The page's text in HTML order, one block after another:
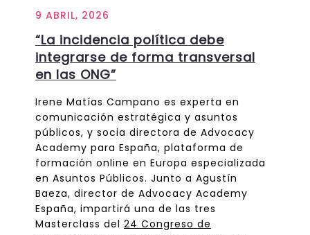
9 ABRIL, 2026
“La incidencia política debe
integrarse de forma transversal
en las ONG”
Irene Matías Campano es experta en
comunicación estratégica y asuntos
públicos, y socia directora de Advocacy
Academy para España, plataforma de
formación online en Europa especializada
en Asuntos Públicos. Junto a Agustín
Baeza, director de Advocacy Academy
España, impartirá una de las tres
Masterclass del 24 Congreso de